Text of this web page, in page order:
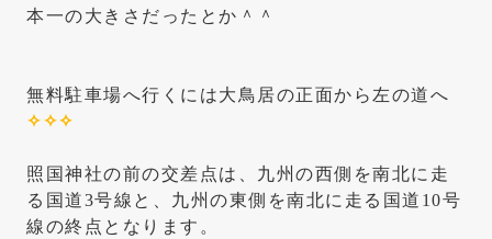
本一の大きさだったとか＾＾
無料駐車場へ行くには大鳥居の正面から左の道へ
✧✧✧
照国神社の前の交差点は、九州の西側を南北に走
る国道3号線と、九州の東側を南北に走る国道10号
線の終点となります。